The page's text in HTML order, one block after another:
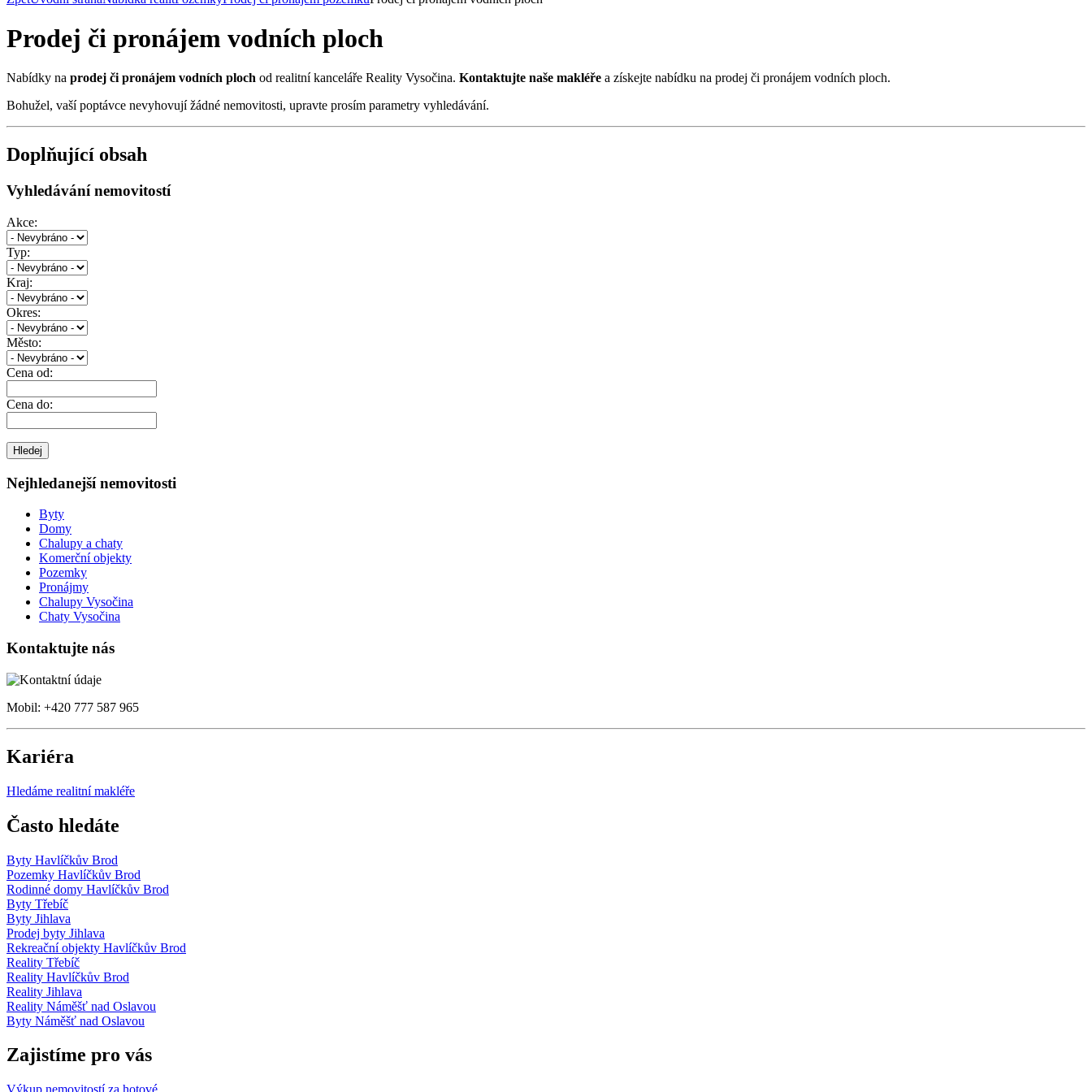
Prodej či pronájem vodních ploch
Nabídky na prodej či pronájem vodních ploch od realitní kanceláře Reality Vysočina. Kontaktujte naše makléře a získejte nabídku na prodej či pronájem vodních ploch.
Bohužel, vaší poptávce nevyhovují žádné nemovitosti, upravte prosím parametry vyhledávání.
Doplňující obsah
Vyhledávání nemovitostí
Akce:
Typ:
Kraj:
Okres:
Město:
Cena od:
Cena do:
Nejhledanejší nemovitosti
Byty
Domy
Chalupy a chaty
Komerční objekty
Pozemky
Pronájmy
Chalupy Vysočina
Chaty Vysočina
Kontaktujte nás
Mobil: +420 777 587 965
Kariéra
Hledáme realitní makléře
Často hledáte
Byty Havlíčkův Brod
Pozemky Havlíčkův Brod
Rodinné domy Havlíčkův Brod
Byty Třebíč
Byty Jihlava
Prodej byty Jihlava
Rekreační objekty Havlíčkův Brod
Reality Třebíč
Reality Havlíčkův Brod
Reality Jihlava
Reality Náměšť nad Oslavou
Byty Náměšť nad Oslavou
Zajistíme pro vás